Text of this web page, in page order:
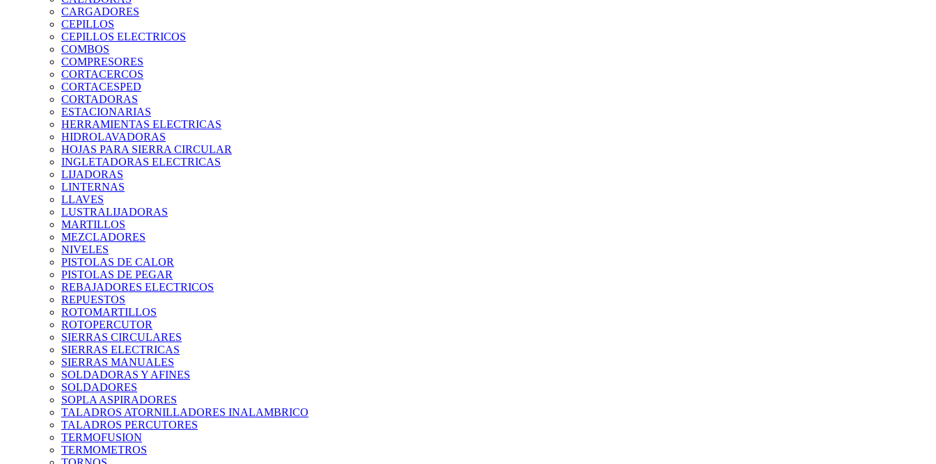
CARGADORES
CEPILLOS
CEPILLOS ELECTRICOS
COMBOS
COMPRESORES
CORTACERCOS
CORTACESPED
CORTADORAS
ESTACIONARIAS
HERRAMIENTAS ELECTRICAS
HIDROLAVADORAS
HOJAS PARA SIERRA CIRCULAR
INGLETADORAS ELECTRICAS
LIJADORAS
LINTERNAS
LLAVES
LUSTRALIJADORAS
MARTILLOS
MEZCLADORES
NIVELES
PISTOLAS DE CALOR
PISTOLAS DE PEGAR
REBAJADORES ELECTRICOS
REPUESTOS
ROTOMARTILLOS
ROTOPERCUTOR
SIERRAS CIRCULARES
SIERRAS ELECTRICAS
SIERRAS MANUALES
SOLDADORAS Y AFINES
SOLDADORES
SOPLA ASPIRADORES
TALADROS ATORNILLADORES INALAMBRICO
TALADROS PERCUTORES
TERMOFUSION
TERMOMETROS